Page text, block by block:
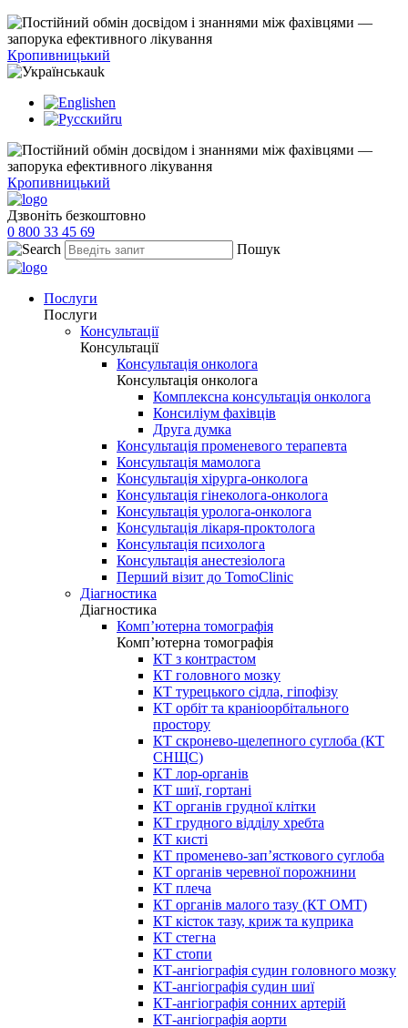
Кропивницький
uk
en
ru
Кропивницький
Дзвоніть безкоштовно
0 800 33 45 69
Пошук
Послуги
Послуги
Консультації
Консультації
Консультація онколога
Консультація онколога
Комплексна консультація онколога
Консиліум фахівців
Друга думка
Консультація променевого терапевта
Консультація мамолога
Консультація хірурга-онколога
Консультація гінеколога-онколога
Консультація уролога-онколога
Консультація лікаря-проктолога
Консультація психолога
Консультація анестезіолога
Перший візит до TomoClinic
Діагностика
Діагностика
Комп’ютерна томографія
Комп’ютерна томографія
КТ з контрастом
КТ головного мозку
КТ турецького сідла, гіпофізу
КТ орбіт та краніоорбітального
простору
КТ скронево-щелепного суглоба (КТ
СНЩС)
КТ лор-органів
КТ шиї, гортані
КТ органів грудної клітки
КТ грудного відділу хребта
КТ кисті
КТ променево-зап’ясткового суглоба
КТ органів черевної порожнини
КТ плеча
КТ органів малого тазу (КТ ОМТ)
КТ кісток тазу, криж та куприка
КТ стегна
КТ стопи
КТ-ангіографія судин головного мозку
КТ-ангіографія судин шиї
КТ-ангіографія сонних артерій
КТ-ангіографія аорти